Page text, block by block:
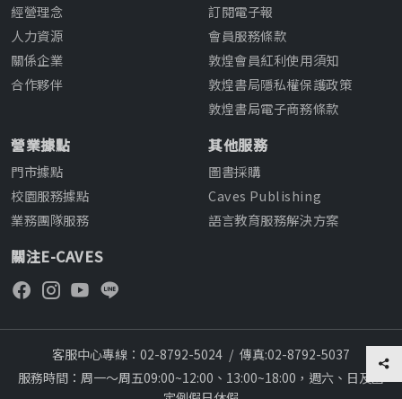
經營理念
人力資源
關係企業
合作夥伴
訂閱電子報
會員服務條款
敦煌會員紅利使用須知
敦煌書局隱私權保護政策
敦煌書局電子商務條款
營業據點
門市據點
校園服務據點
業務團隊服務
其他服務
圖書採購
Caves Publishing
語言教育服務解決方案
關注E-CAVES
客服中心專線：02-8792-5024 / 傳真:02-8792-5037
服務時間：周一～周五09:00~12:00、13:00~18:00，週六、日及國